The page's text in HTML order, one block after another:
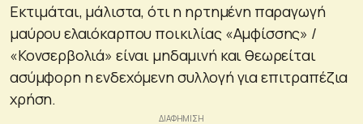
Εκτιμάται, μάλιστα, ότι η ηρτημένη παραγωγή
μαύρου ελαιόκαρπου ποικιλίας «Αμφίσσης» /
«Κονσερβολιά» είναι μηδαμινή και θεωρείται
ασύμφορη η ενδεχόμενη συλλογή για επιτραπέζια
χρήση.